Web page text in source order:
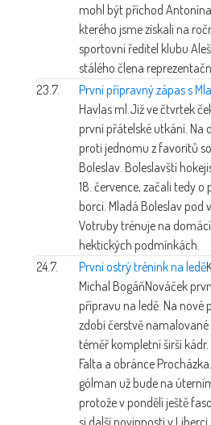
mohl být příchod
kterého jsme získali na
sportovní ředitel klubu
stálého člena
23.7.
První přípravný zápas s
Havlas ml. Již ve čtvrtek
první přátelské utkání. Na
proti jednomu z favoritů
Boleslav. Boleslavští
18. července, začali tedy o
borci. Mladá Boleslav pod
Votruby trénuje na
hektických podmínkách.
24.7.
První ostrý trénink na ledě
Michal BogáňNováček
přípravu na ledě. Na nové
zdobí čerstvě
téměř kompletní širší
Falta a obránce
gólman už bude na
protože v pondělí ještě
si další povinnosti v